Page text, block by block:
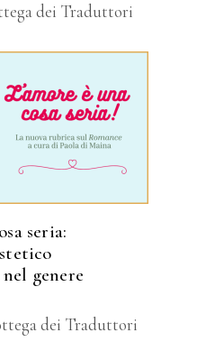
dei Traduttori
seria:
genere
dei Traduttori